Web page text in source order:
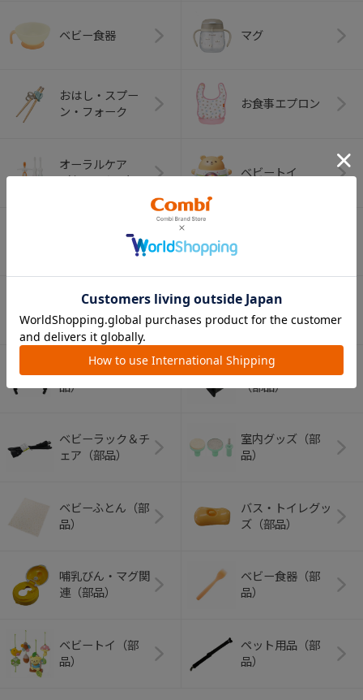
ベビー食器 マグ
おはし・スプー
ン・フォーク
お食事エプロン
オーラルケア
（お口のケア）
ベビートイ
アウトドアグッズ
（ヘルメット）
ショッピングカー
ト
品）
チャイルドシート
（部品）
ベビーラック＆チ
ェア（部品）
室内グッズ（部
品）
ベビーふとん（部
品）
バス・トイレグッ
ズ（部品）
哺乳びん・マグ関
連（部品）
ベビー食器（部
品）
ベビートイ（部
品）
ペット用品（部
品）